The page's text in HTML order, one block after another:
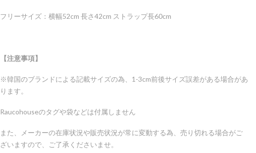
フリーサイズ：横幅52cm 長さ42cm ストラップ長60cm
【注意事項】
※韓国のブランドによる記載サイズの為、1-3cm前後サイズ誤差がある場合があ
ります。
Raucohouseのタグや袋などは付属しません
また、メーカーの在庫状況や販売状況が常に変動する為、売り切れる場合がご
ざいますので、ご了承くださいませ。